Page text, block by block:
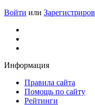
Войти или
Информация
Правила сайта
Помощь по сайту
Рейтинги